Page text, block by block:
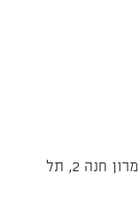
קאנטרי קהילתי גולדשטיין גורן, מרון חנה 2, תל